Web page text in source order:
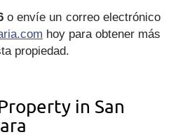
o envíe un correo electrónico
hoy para obtener más
propiedad.
in San